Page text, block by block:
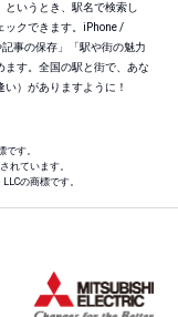
いうとき、駅名で検索し
ックできます。iPhone /
事の保存」「駅や街の魅力
ます。全国の駅と街で、あな
）がありますように！
です。
れています。
の商標です。